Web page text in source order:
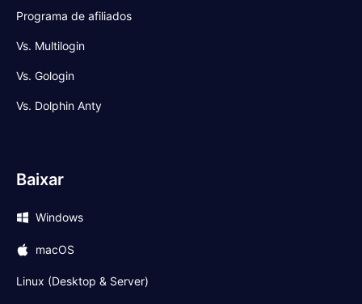
Programa de afiliados
Vs. Multilogin
Vs. Gologin
Vs. Dolphin Anty
Baixar
Windows
macOS
Linux (Desktop & Server)